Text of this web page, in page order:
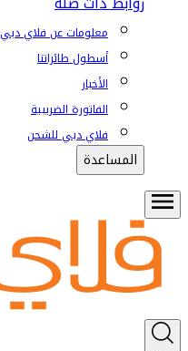
معلومات عن فلاي دبي
أسطول طائراتنا
الأخبار
الفاتورة الضريبية
فلاي دبي للشحن
المساعدة